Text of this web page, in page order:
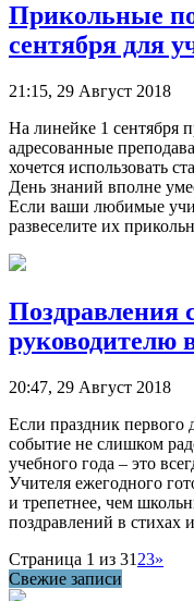
Прикольные
сентября для
21:15, 29 Август 2018
На линейке 1 сентября
адресованные
хочется использовать
День знаний вполне
Если ваши любимые
развеселите их
Поздравления
руководителю
20:47, 29 Август 2018
Если праздник первого
событие не слишком
учебного года – это
Учителя ежегодного
и трепетнее, чем
поздравлений в стихах
Страница 1 из 31 23»
Свежие записи